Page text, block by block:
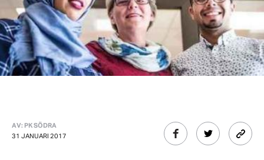
AV: PK SÖDRA
31 JANUARI 2017